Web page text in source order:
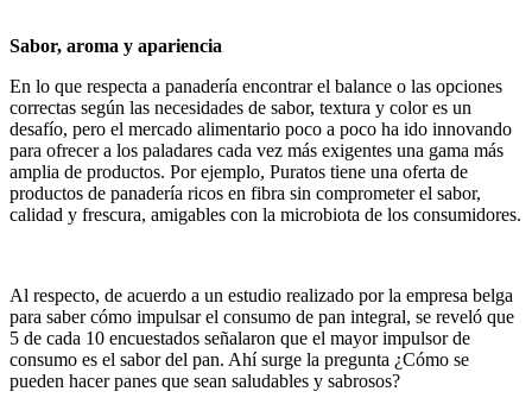
Sabor, aroma y apariencia
En lo que respecta a panadería encontrar el balance o las opciones
correctas según las necesidades de sabor, textura y color es un
desafío, pero el mercado alimentario poco a poco ha ido innovando
para ofrecer a los paladares cada vez más exigentes una gama más
amplia de productos. Por ejemplo, Puratos tiene una oferta de
productos de panadería ricos en fibra sin comprometer el sabor,
calidad y frescura, amigables con la microbiota de los consumidores.
Al respecto, de acuerdo a un estudio realizado por la empresa belga
para saber cómo impulsar el consumo de pan integral, se reveló que
5 de cada 10 encuestados señalaron que el mayor impulsor de
consumo es el sabor del pan. Ahí surge la pregunta ¿Cómo se
pueden hacer panes que sean saludables y sabrosos?